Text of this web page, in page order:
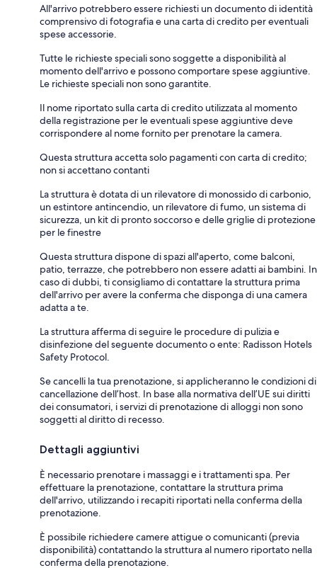
All'arrivo potrebbero essere richiesti un documento di identità
comprensivo di fotografia e una carta di credito per eventuali
spese accessorie.
Tutte le richieste speciali sono soggette a disponibilità al
momento dell'arrivo e possono comportare spese aggiuntive.
Le richieste speciali non sono garantite.
Il nome riportato sulla carta di credito utilizzata al momento
della registrazione per le eventuali spese aggiuntive deve
corrispondere al nome fornito per prenotare la camera.
Questa struttura accetta solo pagamenti con carta di credito;
non si accettano contanti
La struttura è dotata di un rilevatore di monossido di carbonio,
un estintore antincendio, un rilevatore di fumo, un sistema di
sicurezza, un kit di pronto soccorso e delle griglie di protezione
per le finestre
Questa struttura dispone di spazi all'aperto, come balconi,
patio, terrazze, che potrebbero non essere adatti ai bambini. In
caso di dubbi, ti consigliamo di contattare la struttura prima
dell'arrivo per avere la conferma che disponga di una camera
adatta a te.
La struttura afferma di seguire le procedure di pulizia e
disinfezione del seguente documento o ente: Radisson Hotels
Safety Protocol.
Se cancelli la tua prenotazione, si applicheranno le condizioni di
cancellazione dell’host. In base alla normativa dell’UE sui diritti
dei consumatori, i servizi di prenotazione di alloggi non sono
soggetti al diritto di recesso.
Dettagli aggiuntivi
È necessario prenotare i massaggi e i trattamenti spa. Per
effettuare la prenotazione, contattare la struttura prima
dell'arrivo, utilizzando i recapiti riportati nella conferma della
prenotazione.
È possibile richiedere camere attigue o comunicanti (previa
disponibilità) contattando la struttura al numero riportato nella
conferma della prenotazione.